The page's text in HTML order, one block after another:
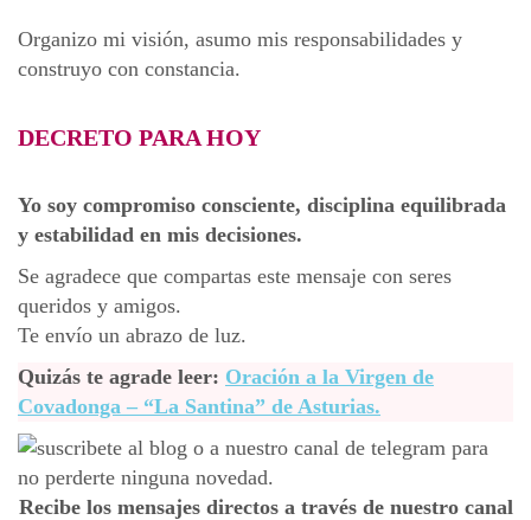
Organizo mi visión, asumo mis responsabilidades y
construyo con constancia.
DECRETO PARA HOY
Yo soy compromiso consciente, disciplina equilibrada
y estabilidad en mis decisiones.
Se agradece que compartas este mensaje con seres
queridos y amigos.
Te envío un abrazo de luz.
Quizás te agrade leer: Oración a la Virgen de
Covadonga – “La Santina” de Asturias.
Recibe los mensajes directos a través de nuestro canal